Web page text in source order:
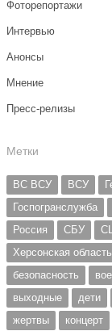
Фоторепортажи
Интервью
Анонсы
Мнение
Пресс-релизы
Метки
ВС ВСУ ВСУ
Госпогранслужба
Россия
СБУ
Херсонская область
безопасность
выходные
дети
жертвы
концерт